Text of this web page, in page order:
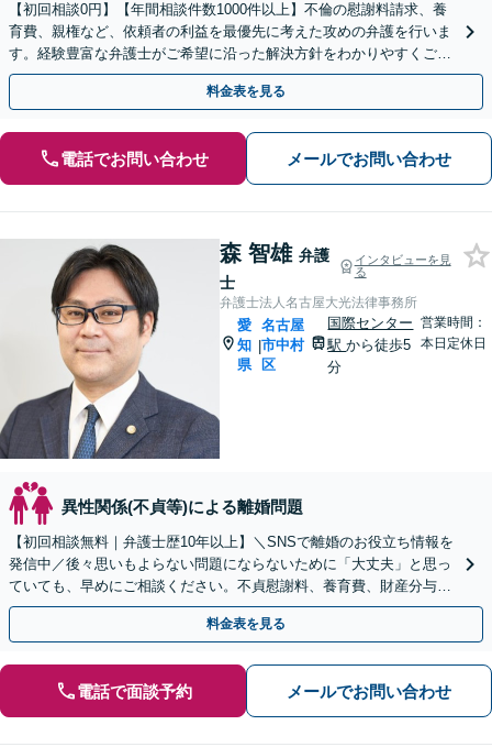
【初回相談0円】【年間相談件数1000件以上】不倫の慰謝料請求、養
育費、親権など、依頼者の利益を最優先に考えた攻めの弁護を行いま
す。経験豊富な弁護士がご希望に沿った解決方針をわかりやすくご提
案します。お気軽にお問合せ下さい。
料金表を見る
電話でお問い合わせ メールでお問い合わせ
森 智雄 弁護
士
インタビューを見
る
弁護士法人名古屋大光法律事務所
愛
知
県
|
名古屋
市中村
区
国際センター
駅から徒歩5
分
営業時間：
本日定休日
異性関係(不貞等)による離婚問題
【初回相談無料｜弁護士歴10年以上】＼SNSで離婚のお役立ち情報を
発信中／後々思いもよらない問題にならないために「大丈夫」と思っ
ていても、早めにご相談ください。不貞慰謝料、養育費、財産分与、
DV、モラハラなど【出張相談可｜名古屋駅10分】
料金表を見る
電話で面談予約 メールでお問い合わせ